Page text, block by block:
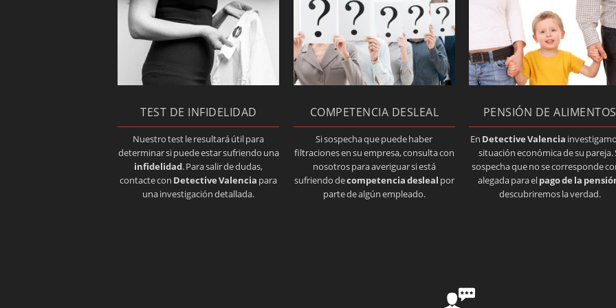
TEST DE INFIDELIDAD
Nuestro test le resultará útil para
determinar si puede estar sufriendo una
infidelidad. Para salir de dudas,
contacte con Detective Valencia para
una investigación detallada.
COMPETENCIA DESLEAL
Si sospecha que puede haber
filtraciones en su empresa, consulta con
nosotros para averiguar si está
sufriendo decompetencia desleal por
parte de algún empleado.
PENSIÓN DE ALIMENTOS
En Detective Valencia
situación económica de su pareja.
sospecha que no se corresponde
alegada para elpago de la
descubriremos la verdad.